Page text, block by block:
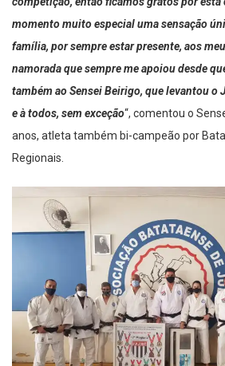
competição, então ficamos gratos por está
momento muito especial uma sensação
família, por sempre estar presente, aos
namorada que sempre me apoiou desde
também ao Sensei Beirigo, que levantou o
e à todos, sem exceção “, comentou o
anos, atleta também bi-campeão por
Regionais.